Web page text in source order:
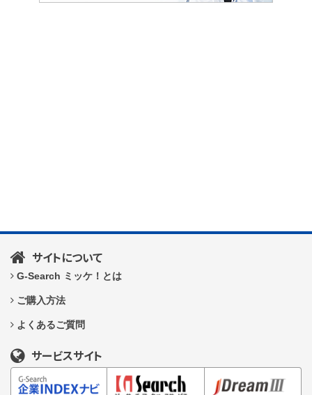
サイトについて
G-Search ミッケ！とは
ご購入方法
よくあるご質問
サービスサイト